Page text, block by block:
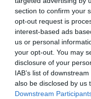
section to confirm your
opt-out request is
interest-based ads
us or personal
your opt-out. You may
disclosure of your
IAB’s list of
also be disclosed by us
Downstream
elnéptelenedett,
viszontagságos
1722-től a Károlyi
hívtak be katolikus
lakatlan pusztára.
erődítményszerű
megfelelően